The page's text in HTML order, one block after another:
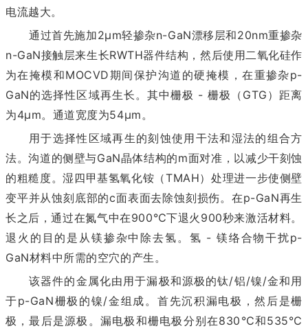
电流越大。
通过首先施加2μm轻掺杂n-GaN漂移层和20nm重掺杂
n-GaN接触层来生长RWTH器件结构，然后使用二氧化硅作
为在掩模和MOCVD期间保护沟道的硬掩模，在重掺杂p-
GaN的选择性区域再生长。其中栅极 - 栅极（GTG）距离
为4μm。通道宽度为54μm。
用于选择性区域再生的刻蚀使用干法和湿法的组合方
法。沟道的侧壁与GaN晶体结构的m面对准，以减少干刻蚀
的粗糙度。湿四甲基氢氧化铵（TMAH）处理进一步使侧壁
变平并从蚀刻底部的c面表面去除蚀刻损伤。在p-GaN再生
长之后，通过在氮气中在900℃下退火900秒来激活材料。
退火的目的是从镁掺杂中除去氢。氢 - 镁络合物干扰p-
GaN材料中所需的空穴的产生。
该器件的金属化由用于漏极和源极的钛/铝/镍/金和用
于p-GaN栅极的镍/金组成。首先沉积漏电极，然后是栅
极，最后是源极。漏电极和栅电极分别在830℃和535℃